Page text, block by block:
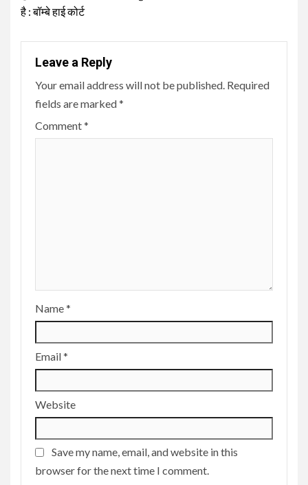
है : बॉम्बे हाई कोर्ट
Leave a Reply
Your email address will not be published. Required
fields are marked*
Comment*
Name*
Email*
Website
Save my name, email, and website in this
browser for the next time I comment.